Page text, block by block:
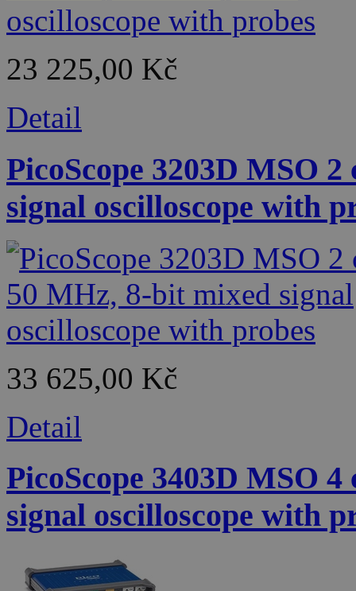
23 225,00 Kč
Detail
PicoScope 3203D MSO
signal oscilloscope with
33 625,00 Kč
Detail
PicoScope 3403D MSO
signal oscilloscope with